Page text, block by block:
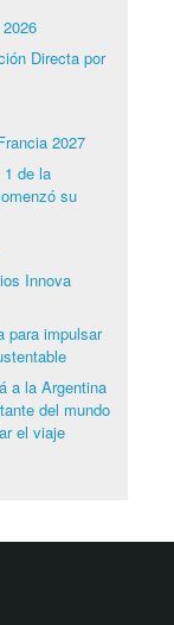
Directa por
2027
de la
su
Innova
para impulsar
a la Argentina
del mundo
el viaje